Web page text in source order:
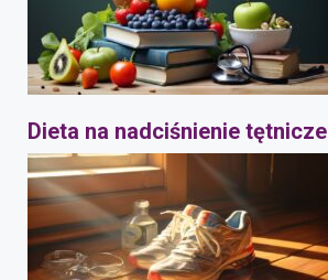
Dieta na nadciśnienie tętnicze